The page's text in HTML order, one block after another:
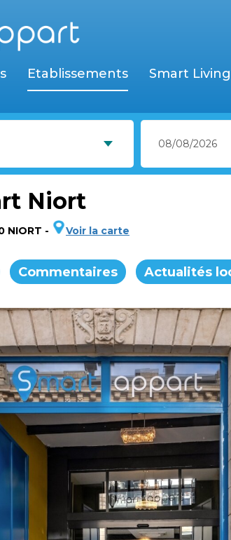
Etablissements Smart Living
Niort
NIORT - Voir la carte
Commentaires Actualités